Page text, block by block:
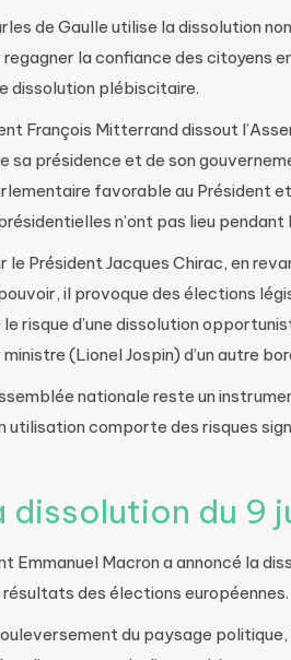
de Gaulle utilise la dissolution
la confiance des citoyens
dissolution plébiscitaire.
François Mitterrand dissout
sa présidence et de son
favorable au Président
n’ont pas lieu
le Président Jacques Chirac, en
il provoque des élections
risque d’une dissolution
(Lionel Jospin) d’un autre
nationale reste un
utilisation comporte des risques
dissolution du 9
Emmanuel Macron a annoncé la
des élections européennes.
du paysage